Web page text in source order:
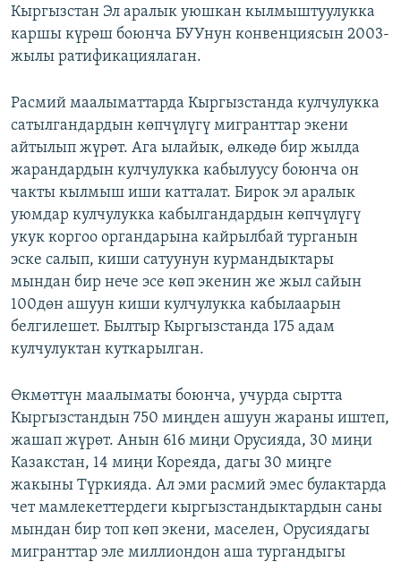
Кыргызстан Эл аралык уюшкан кылмыштуулукка
каршы күрөш боюнча БУУнун конвенциясын 2003-
жылы ратификациялаган.
Расмий маалыматтарда Кыргызстанда кулчулукка
сатылгандардын көпчүлүгү мигранттар экени
айтылып жүрөт. Ага ылайык, өлкөдө бир жылда
жарандардын кулчулукка кабылуусу боюнча он
чакты кылмыш иши катталат. Бирок эл аралык
уюмдар кулчулукка кабылгандардын көпчүлүгү
укук коргоо органдарына кайрылбай турганын
эске салып, киши сатуунун курмандыктары
мындан бир нече эсе көп экенин же жыл сайын
100дөн ашуун киши кулчулукка кабылаарын
белгилешет. Былтыр Кыргызстанда 175 адам
кулчулуктан куткарылган.
Өкмөттүн маалыматы боюнча, учурда сыртта
Кыргызстандын 750 миңден ашуун жараны иштеп,
жашап жүрөт. Анын 616 миңи Орусияда, 30 миңи
Казакстан, 14 миңи Кореяда, дагы 30 миңге
жакыны Түркияда. Ал эми расмий эмес булактарда
чет мамлекеттердеги кыргызстандыктардын саны
мындан бир топ көп экени, маселен, Орусиядагы
мигранттар эле миллиондон аша тургандыгы